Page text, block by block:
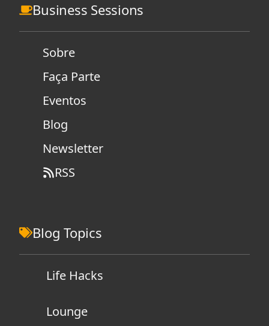
Business Sessions
Sobre
Faça Parte
Eventos
Blog
Newsletter
RSS
Blog Topics
Life Hacks
Lounge